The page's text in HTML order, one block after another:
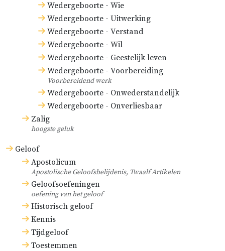
Wedergeboorte - Wie
Wedergeboorte - Uitwerking
Wedergeboorte - Verstand
Wedergeboorte - Wil
Wedergeboorte - Geestelijk leven
Wedergeboorte - Voorbereiding
Voorbereidend werk
Wedergeboorte - Onwederstandelijk
Wedergeboorte - Onverliesbaar
Zalig
hoogste geluk
Geloof
Apostolicum
Apostolische Geloofsbelijdenis, Twaalf Artikelen
Geloofsoefeningen
oefening van het geloof
Historisch geloof
Kennis
Tijdgeloof
Toestemmen